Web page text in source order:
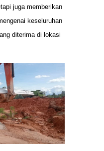
juga memberikan
keseluruhan
diterima di lokasi